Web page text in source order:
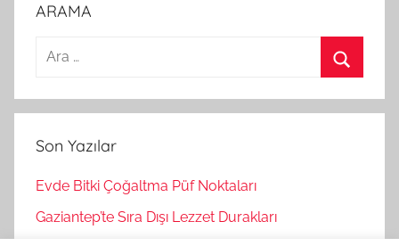
ARAMA
a
a
r
Son Yazılar
Evde Bitki Çoğaltma Püf Noktaları
Gaziantep’te Sıra Dışı Lezzet Durakları